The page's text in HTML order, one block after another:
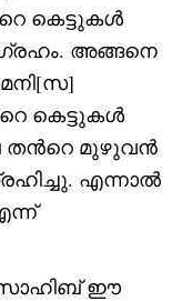
കെട്ടുകൾ
അങ്ങനെ
കെട്ടുകൾ
തന്‍റെ മുഴുവൻ
എന്നാൽ
സാഹിബ് ഈ